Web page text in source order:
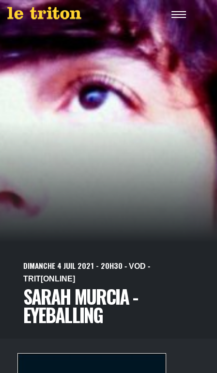
DIMANCHE 4 JUIL 2021 - 20H30 - VOD -
TRIT[ONLINE]
SARAH MURCIA -
EYEBALLING